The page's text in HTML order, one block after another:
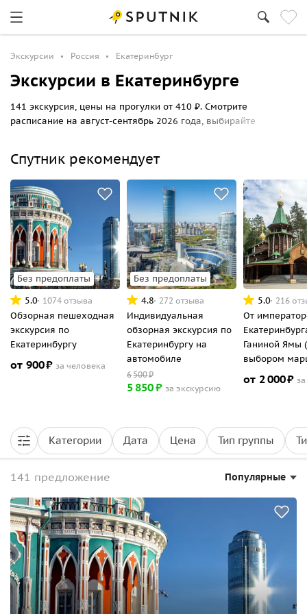
Экскурсии Россия Екатеринбург
Экскурсии в Екатеринбурге
141 экскурсия, цены на прогулки от 410 ₽. Смотрите
расписание на август-сентябрь 2026 года, выбирайте
Спутник рекомендует
Без предоплаты
5.0 1074 отзыва
Обзорная пешеходная
экскурсия по
Екатеринбургу
от 900₽ за человека
Без предоплаты
4.8 272 отзыва
Индивидуальная
обзорная экскурсия по
Екатеринбургу на
автомобиле
6500₽
5850₽ за экскурсию
5.0 216
От
Ганиной Ямы
выбором
от 2000₽
Категории Дата Цена Тип группы
141 предложение Популярные